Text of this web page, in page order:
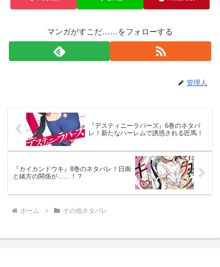
マンガがすこだ……をフォローする
管理人
『デスティニーラバーズ』6巻のネタバ
レ！新たなハーレムで誘惑される匠馬！
『カイカンドウキ』8巻のネタバレ！日南
と緒方の関係が……！？
ホーム その他ネタバレ